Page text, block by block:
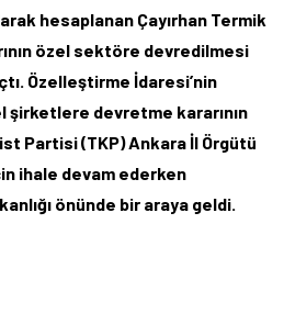
hesaplanan Çayırhan Termik
özel sektöre devredilmesi
Özelleştirme İdaresi’nin
şirketlere devretme kararının
Partisi (TKP) Ankara İl Örgütü
ihale devam ederken
önünde bir araya geldi.